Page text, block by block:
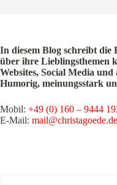
In diesem Blog schreibt die
über ihre Lieblingsthemen
Websites, Social Media
Humorig, meinungsstark
Mobil: +49 (0) 160 – 9444
E-Mail: mail@christagoede.de